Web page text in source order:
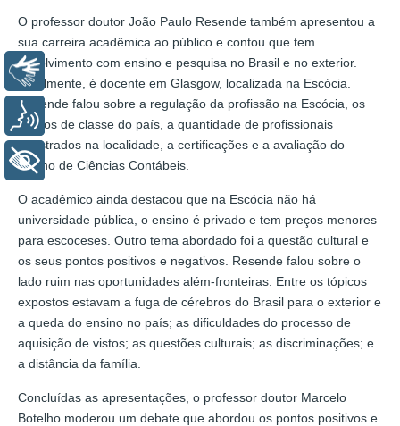
O professor doutor João Paulo Resende também apresentou a
sua carreira acadêmica ao público e contou que tem
envolvimento com ensino e pesquisa no Brasil e no exterior.
Atualmente, é docente em Glasgow, localizada na Escócia.
Resende falou sobre a regulação da profissão na Escócia, os
órgãos de classe do país, a quantidade de profissionais
registrados na localidade, a certificações e a avaliação do
ensino de Ciências Contábeis.
O acadêmico ainda destacou que na Escócia não há
universidade pública, o ensino é privado e tem preços menores
para escoceses. Outro tema abordado foi a questão cultural e
os seus pontos positivos e negativos. Resende falou sobre o
lado ruim nas oportunidades além-fronteiras. Entre os tópicos
expostos estavam a fuga de cérebros do Brasil para o exterior e
a queda do ensino no país; as dificuldades do processo de
aquisição de vistos; as questões culturais; as discriminações; e
a distância da família.
Concluídas as apresentações, o professor doutor Marcelo
Botelho moderou um debate que abordou os pontos positivos e
Libras
+ Acessibilidade